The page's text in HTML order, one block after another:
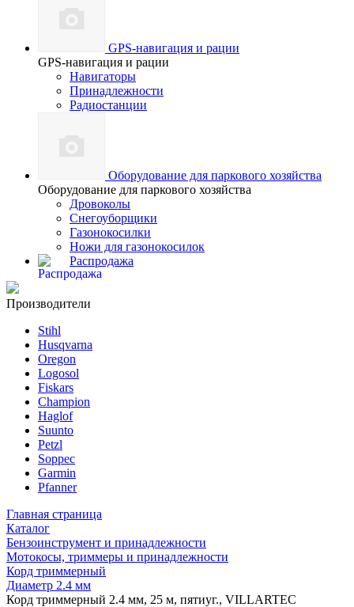
GPS-навигация и рации
GPS-навигация и рации
Навигаторы
Принадлежности
Радиостанции
Оборудование для паркового хозяйства
Оборудование для паркового хозяйства
Дровоколы
Снегоуборщики
Газонокосилки
Ножи для газонокосилок
Распродажа
Производители
Stihl
Husqvarna
Oregon
Logosol
Fiskars
Champion
Haglof
Suunto
Petzl
Soppec
Garmin
Pfanner
Главная страница
Каталог
Бензоинструмент и принадлежности
Мотокосы, триммеры и принадлежности
Корд триммерный
Диаметр 2.4 мм
Корд триммерный 2.4 мм, 25 м, пятиуг., VILLARTEC